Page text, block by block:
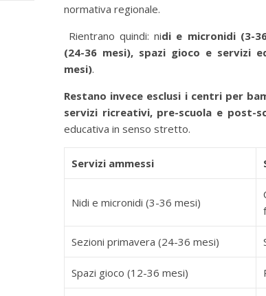
normativa regionale.
Rientrano quindi: nidi e micronidi (3-
(24-36 mesi), spazi gioco e servizi
mesi).
Restano invece esclusi i centri per
servizi ricreativi, pre-scuola e post-
educativa in senso stretto.
Servizi ammessi
Nidi e micronidi (3-36 mesi)
Sezioni primavera (24-36 mesi)
Spazi gioco (12-36 mesi)